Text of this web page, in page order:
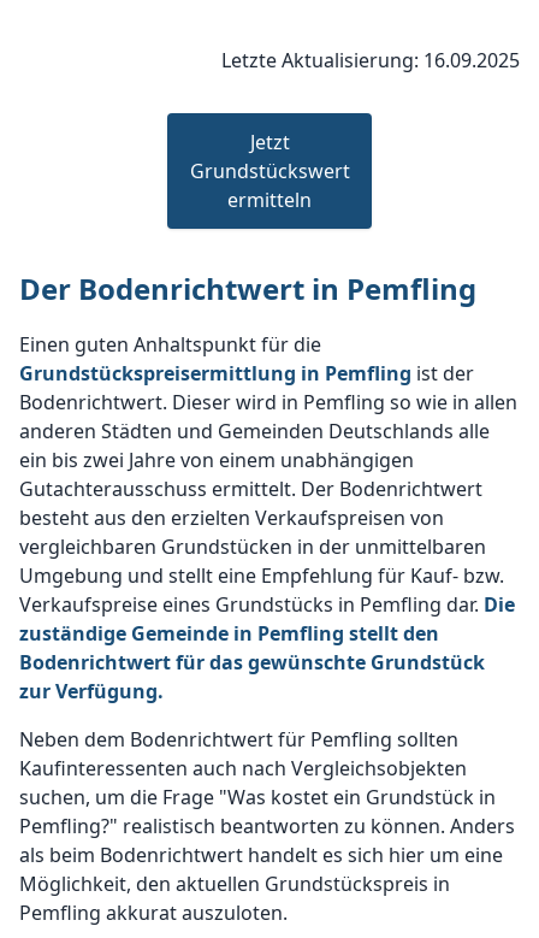
Letzte Aktualisierung: 16.09.2025
Jetzt
Grundstückswert
ermitteln
Der Bodenrichtwert in Pemfling
Einen guten Anhaltspunkt für die
Grundstückspreisermittlung in Pemfling ist der
Bodenrichtwert. Dieser wird in Pemfling so wie in allen
anderen Städten und Gemeinden Deutschlands alle
ein bis zwei Jahre von einem unabhängigen
Gutachterausschuss ermittelt. Der Bodenrichtwert
besteht aus den erzielten Verkaufspreisen von
vergleichbaren Grundstücken in der unmittelbaren
Umgebung und stellt eine Empfehlung für Kauf- bzw.
Verkaufspreise eines Grundstücks in Pemfling dar. Die
zuständige Gemeinde in Pemfling stellt den
Bodenrichtwert für das gewünschte Grundstück
zur Verfügung.
Neben dem Bodenrichtwert für Pemfling sollten
Kaufinteressenten auch nach Vergleichsobjekten
suchen, um die Frage "Was kostet ein Grundstück in
Pemfling?" realistisch beantworten zu können. Anders
als beim Bodenrichtwert handelt es sich hier um eine
Möglichkeit, den aktuellen Grundstückspreis in
Pemfling akkurat auszuloten.